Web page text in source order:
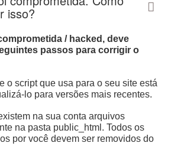
isso?
/ hacked, deve
passos para corrigir o
o script que usa para o seu site está
lo para versões mais recentes.
na sua conta arquivos
na pasta public_html. Todos os
por você devem ser removidos do